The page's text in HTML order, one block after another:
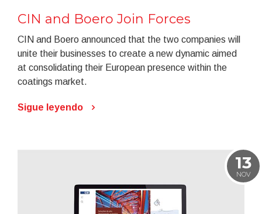
CIN and Boero Join Forces
CIN and Boero announced that the two companies will
unite their businesses to create a new dynamic aimed
at consolidating their European presence within the
coatings market.
Sigue leyendo
13
NOV